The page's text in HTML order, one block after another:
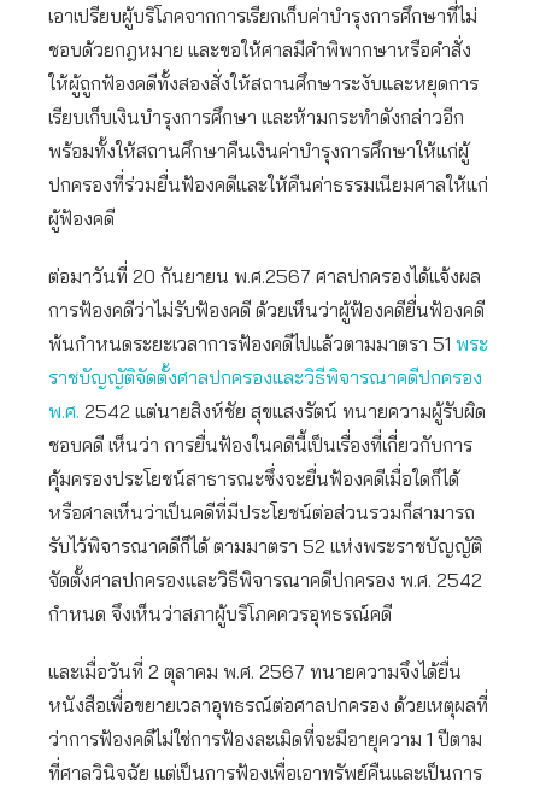
เอาเปรียบผู้บริโภคจากการเรียกเก็บค่าบำรุงการศึกษาที่ไม่
ชอบด้วยกฎหมาย และขอให้ศาลมีคำพิพากษาหรือคำสั่ง
ให้ผู้ถูกฟ้องคดีทั้งสองสั่งให้สถานศึกษาระงับและหยุดการ
เรียบเก็บเงินบำรุงการศึกษา และห้ามกระทำดังกล่าวอีก
พร้อมทั้งให้สถานศึกษาคืนเงินค่าบำรุงการศึกษาให้แก่ผู้
ปกครองที่ร่วมยื่นฟ้องคดีและให้คืนค่าธรรมเนียมศาลให้แก่
ผู้ฟ้องคดี
ต่อมาวันที่ 20 กันยายน พ.ศ.2567 ศาลปกครองได้แจ้งผล
การฟ้องคดีว่าไม่รับฟ้องคดี ด้วยเห็นว่าผู้ฟ้องคดียื่นฟ้องคดี
พ้นกำหนดระยะเวลาการฟ้องคดีไปแล้วตามมาตรา 51 พระ
ราชบัญญัติจัดตั้งศาลปกครองและวิธีพิจารณาคดีปกครอง
พ.ศ. 2542 แต่นายสิงห์ชัย สุขแสงรัตน์ ทนายความผู้รับผิด
ชอบคดี เห็นว่า การยื่นฟ้องในคดีนี้เป็นเรื่องที่เกี่ยวกับการ
คุ้มครองประโยชน์สาธารณะซึ่งจะยื่นฟ้องคดีเมื่อใดก็ได้
หรือศาลเห็นว่าเป็นคดีที่มีประโยชน์ต่อส่วนรวมก็สามารถ
รับไว้พิจารณาคดีก็ได้ ตามมาตรา 52 แห่งพระราชบัญญัติ
จัดตั้งศาลปกครองและวิธีพิจารณาคดีปกครอง พ.ศ. 2542
กำหนด จึงเห็นว่าสภาผู้บริโภคควรอุทธรณ์คดี
และเมื่อวันที่ 2 ตุลาคม พ.ศ. 2567 ทนายความจึงได้ยื่น
หนังสือเพื่อขยายเวลาอุทธรณ์ต่อศาลปกครอง ด้วยเหตุผลที่
ว่าการฟ้องคดีไม่ใช่การฟ้องละเมิดที่จะมีอายุความ 1 ปีตาม
ที่ศาลวินิจฉัย แต่เป็นการฟ้องเพื่อเอาทรัพย์คืนและเป็นการ